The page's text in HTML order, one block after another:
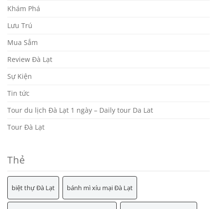
Khám Phá
Lưu Trú
Mua Sắm
Review Đà Lạt
Sự Kiện
Tin tức
Tour du lịch Đà Lạt 1 ngày – Daily tour Da Lat
Tour Đà Lạt
Thẻ
biệt thự Đà Lạt bánh mì xíu mại Đà Lạt